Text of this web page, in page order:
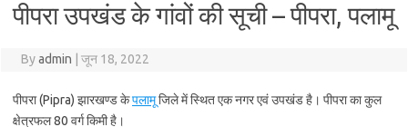
पीपरा उपखंड के गांवों की सूची – पीपरा, पलामू
Byadmin जून 18, 2022
पीपरा (Pipra) झारखण्ड केपलामूजिले में स्थित एक नगर एवं उपखंड है। पीपरा का कुल
क्षेत्रफल 80 वर्ग किमी है।